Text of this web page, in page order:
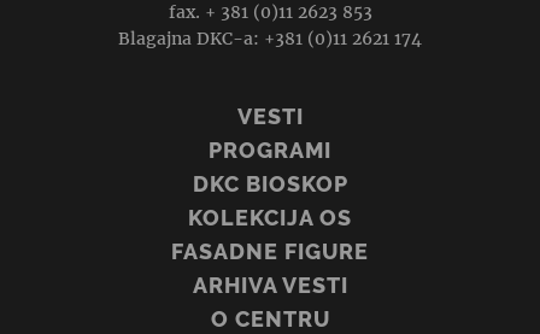
fax. + 381 (0)11 2623 853
Blagajna DKC-a: +381 (0)11 2621 174
VESTI
PROGRAMI
DKC BIOSKOP
KOLEKCIJA OS
FASADNE FIGURE
ARHIVA VESTI
O CENTRU